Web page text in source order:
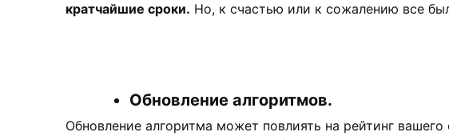
кратчайшие сроки. Но, к счастью или к сожалению все
Обновление алгоритмов.
Обновление алгоритма может повлиять на рейтинг